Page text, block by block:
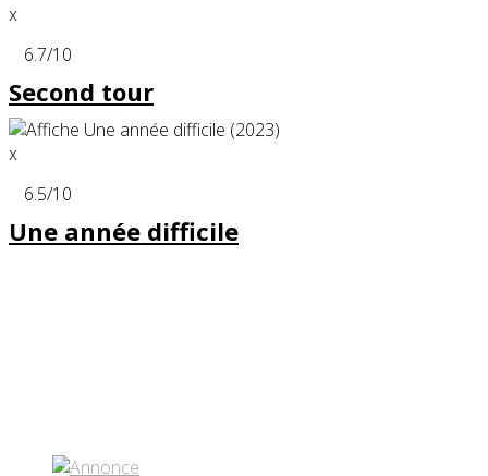
x
6.7/10
Second tour
x
6.5/10
Une année difficile